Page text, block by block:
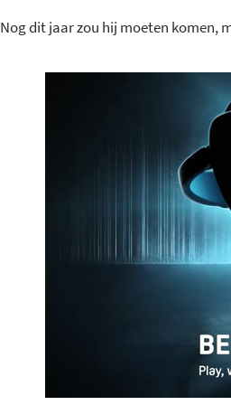
Nog dit jaar zou hij moeten komen,